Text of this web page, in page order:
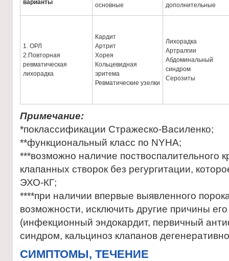
варианты
основные дополнительные
1. ОРЛ
2.Повторная
ревматическая
лихорадка
Кардит
Артрит
Хорея
Кольцевидная
эритема
Ревматические узелки
Лихорадка
Артралгии
Абдоминальный
синдром
Серозиты
Примечание:
*поклассификации Стражеско-Василенко;
**функциональный класс по NYHA;
***возможно наличие поствоспалительного
клапанных створок без регургитации,
ЭХО-КГ;
****при наличии впервые выявленного
возможности, исключить другие причины
(инфекционный эндокардит, первичный
синдром, кальциноз клапанов
CИМПТОМЫ, ТЕЧЕНИЕ